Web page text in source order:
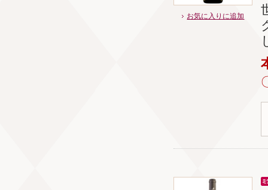
お気に入りに追加